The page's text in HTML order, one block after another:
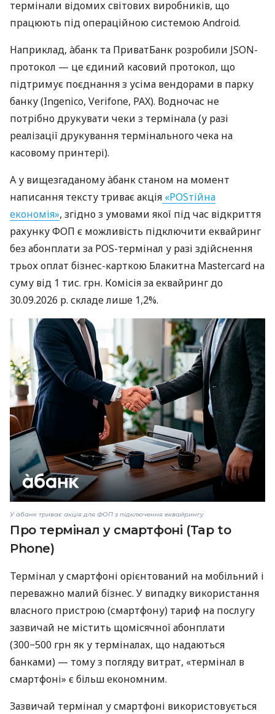
термінали відомих світових виробників, що
працюють під операційною системою Android.
Наприклад, àбанк та ПриватБанк розробили JSON-
протокол — це єдиний касовий протокол, що
підтримує поєднання з усіма вендорами в парку
банку (Ingenico, Verifone, PAX). Водночас не
потрібно друкувати чеки з термінала (у разі
реалізації друкування термінального чека на
касовому принтері).
А у вищезгаданому àбанк станом на момент
написання тексту триває акція «POSтійна
економія», згідно з умовами якої під час відкриття
рахунку ФОП є можливість підключити еквайринг
без абонплати за POS-термінал у разі здійснення
трьох оплат бізнес-карткою Блакитна Mastercard на
суму від 1 тис. грн. Комісія за еквайринг до
30.09.2026 р. складе лише 1,2%.
У àбанк триває акція для ФОП з підключення еквайрингу
Про термінал у смартфоні (Tap to
Phone)
Термінал у смартфоні орієнтований на мобільний і
переважно малий бізнес. У випадку використання
власного пристрою (смартфону) тариф на послугу
зазвичай не містить щомісячної абонплати
(300−500 грн як у терміналах, що надаються
банками) — тому з погляду витрат, «термінал в
смартфоні» є більш економним.
Зазвичай термінал у смартфоні використовується